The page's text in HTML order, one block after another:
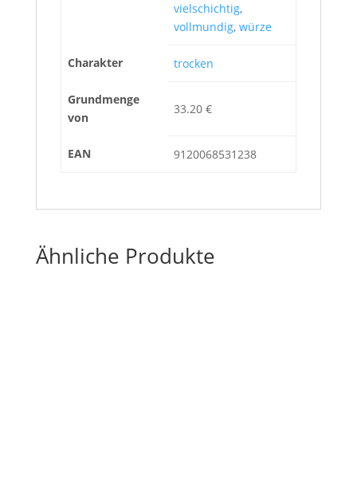
vielschichtig,
vollmundig, würze
Charakter trocken
Grundmenge
von
33.20 €
EAN 9120068531238
Ähnliche Produkte